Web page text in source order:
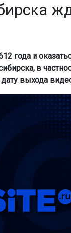
года и
в
дату выхода